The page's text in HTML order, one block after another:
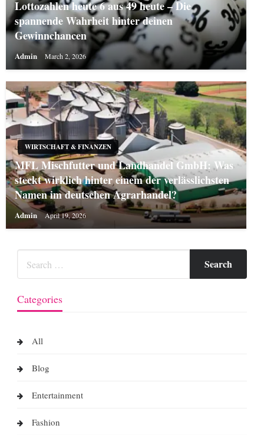
Lottozahlen heute 6 aus 49 heute – Die
spannende Wahrheit hinter deinen
Gewinnchancen
Admin March 2, 2026
WIRTSCHAFT & FINANZEN
MFL Mischfutter und Landhandel GmbH: Was
steckt wirklich hinter einem der verlässlichsten
Namen im deutschen Agrarhandel?
Admin April 19, 2026
Categories
All
Blog
Entertainment
Fashion